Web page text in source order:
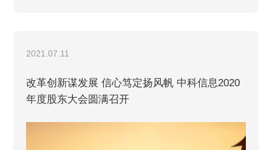
2021.07.11
改革创新谋发展 信心笃定扬风帆 中科信息2020
年度股东大会圆满召开